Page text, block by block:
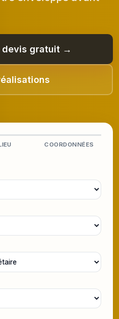
devis gratuit →
COORDONNÉES